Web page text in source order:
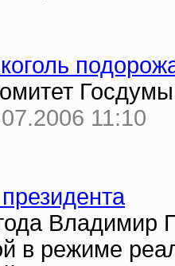
11:10
Владимир
в режиме